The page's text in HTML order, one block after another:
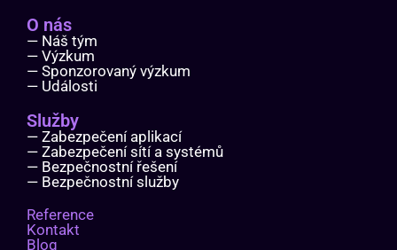
O nás
— Náš tým
— Výzkum
— Sponzorovaný výzkum
— Události
Služby
— Zabezpečení aplikací
— Zabezpečení sítí a systémů
— Bezpečnostní řešení
— Bezpečnostní služby
Reference
Kontakt
Blog